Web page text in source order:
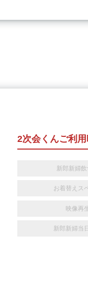
2次会くんご利
新郎新婦
お着替えス
映像再
新郎新婦当